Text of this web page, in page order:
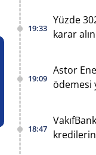
19:33
Yüzde
karar
19:09
Astor
ödemesi
18:47